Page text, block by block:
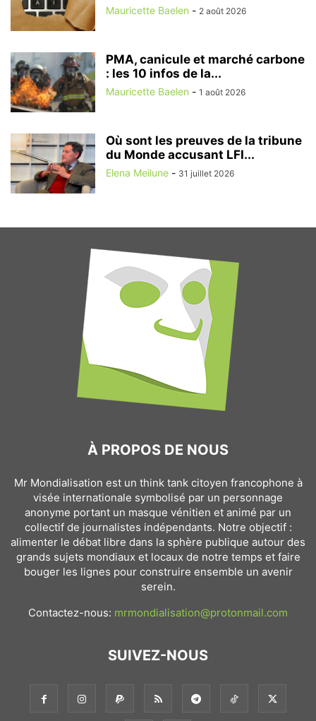
Mauricette Baelen - 2 août 2026
PMA, canicule et marché carbone
: les 10 infos de la...
Mauricette Baelen - 1 août 2026
Où sont les preuves de la tribune
du Monde accusant LFI...
Elena Meilune - 31 juillet 2026
À PROPOS DE NOUS
Mr Mondialisation est un think tank citoyen francophone à
visée internationale symbolisé par un personnage
anonyme portant un masque vénitien et animé par un
collectif de journalistes indépendants. Notre objectif :
alimenter le débat libre dans la sphère publique autour des
grands sujets mondiaux et locaux de notre temps et faire
bouger les lignes pour construire ensemble un avenir
serein.
Contactez-nous: mrmondialisation@protonmail.com
SUIVEZ-NOUS